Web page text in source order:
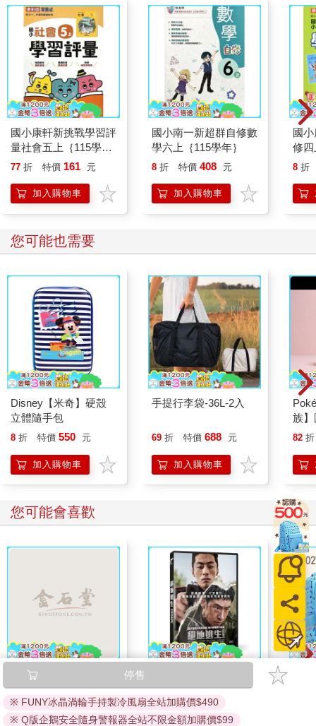
國小康軒新挑戰學習評
量社會五上｛115學
年｝
77 折 特價 161 元
加入購物車
國小南一新超群自修數
學六上｛115學年｝
8 折 特價 408 元
加入購物車
國
修四
8 折
您可能也需要
Disney【米奇】硬殼
立體隨手包
8 折 特價 550 元
加入購物車
手提行李袋-36L-2入
69 折 特價 688 元
加入購物車
族
82 折
您可能會喜歡
ALBA阿路巴高爾夫雜
誌國際中文版2026第
140期8月
250 特價 237 元 特價 399 元
停售
※ FUNY冰晶渦輪手持製冷風扇全站加購價$490
※ Q版企鵝安全隨身警報器全站不限金額加購價$99